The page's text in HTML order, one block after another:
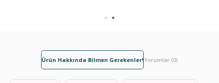
Ürün Hakkında Bilmen Gerekenler!Yorumlar (0)